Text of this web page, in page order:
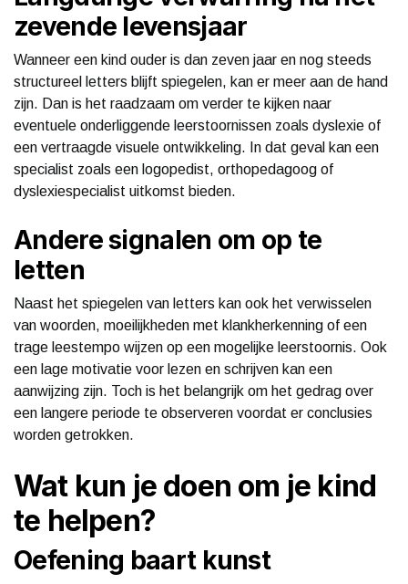
zevende levensjaar
Wanneer een kind ouder is dan zeven jaar en nog steeds
structureel letters blijft spiegelen, kan er meer aan de hand
zijn. Dan is het raadzaam om verder te kijken naar
eventuele onderliggende leerstoornissen zoals dyslexie of
een vertraagde visuele ontwikkeling. In dat geval kan een
specialist zoals een logopedist, orthopedagoog of
dyslexiespecialist uitkomst bieden.
Andere signalen om op te
letten
Naast het spiegelen van letters kan ook het verwisselen
van woorden, moeilijkheden met klankherkenning of een
trage leestempo wijzen op een mogelijke leerstoornis. Ook
een lage motivatie voor lezen en schrijven kan een
aanwijzing zijn. Toch is het belangrijk om het gedrag over
een langere periode te observeren voordat er conclusies
worden getrokken.
Wat kun je doen om je kind
te helpen?
Oefening baart kunst